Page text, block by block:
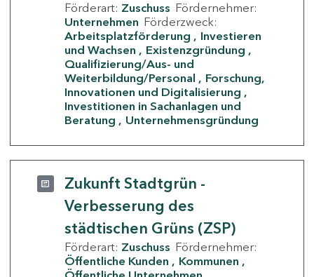
Förderart: Zuschuss Fördernehmer:
Unternehmen Förderzweck:
Arbeitsplatzförderung
Investieren
und Wachsen
Existenzgründung
Qualifizierung/Aus- und
Weiterbildung/Personal
Forschung,
Innovationen und Digitalisierung
Investitionen in Sachanlagen und
Beratung
Unternehmensgründung
Zukunft Stadtgrün -
Verbesserung des
städtischen Grüns (ZSP)
Förderart: Zuschuss Fördernehmer:
Öffentliche Kunden
Kommunen